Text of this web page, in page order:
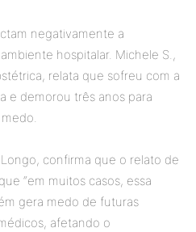
negativamente a
hospitalar. Michele S.,
relata que sofreu com a
e demorou três anos para
confirma que o relato de
“em muitos casos, essa
gera medo de futuras
afetando o